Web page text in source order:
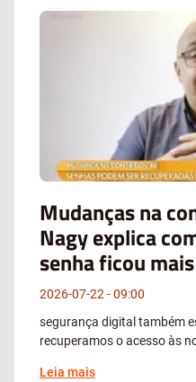
Mudanças na
Nagy explica
senha ficou
2026-07-22
09:00
segurança digital também
recuperamos o acesso às
Leia mais